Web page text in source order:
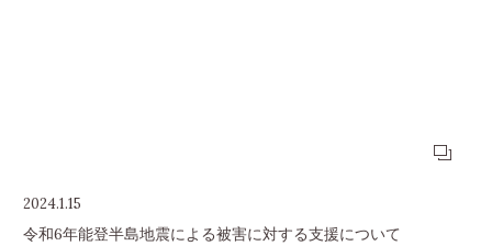
2024.1.15
令和6年能登半島地震による被害に対する支援について